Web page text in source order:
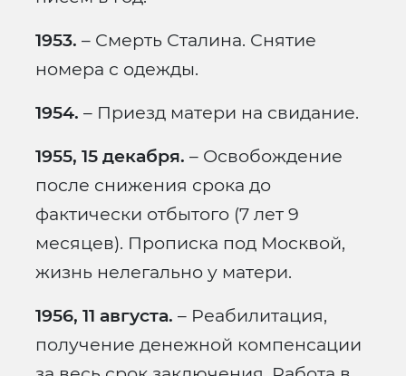
1953. – Смерть Сталина. Снятие
номера с одежды.
1954. – Приезд матери на свидание.
1955, 15 декабря. – Освобождение
после снижения срока до
фактически отбытого (7 лет 9
месяцев). Прописка под Москвой,
жизнь нелегально у матери.
1956, 11 августа. – Реабилитация,
получение денежной компенсации